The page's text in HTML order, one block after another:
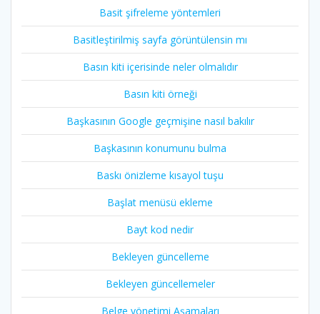
Basit şifreleme yöntemleri
Basitleştirilmiş sayfa görüntülensin mı
Basın kiti içerisinde neler olmalıdır
Basın kiti örneği
Başkasının Google geçmişine nasıl bakılır
Başkasının konumunu bulma
Baskı önizleme kısayol tuşu
Başlat menüsü ekleme
Bayt kod nedir
Bekleyen güncelleme
Bekleyen güncellemeler
Belge yönetimi Aşamaları